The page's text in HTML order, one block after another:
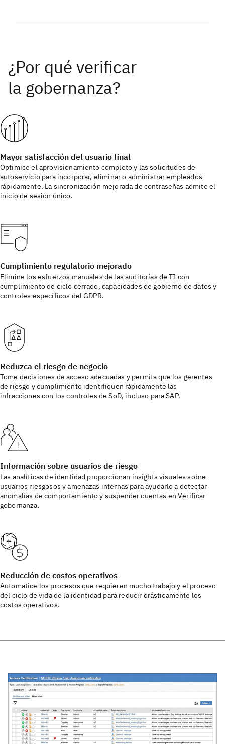
Mayor satisfacción del usuario final
Optimice el aprovisionamiento completo y las solicitudes de
autoservicio para incorporar, eliminar o administrar empleados
rápidamente. La sincronización mejorada de contraseñas admite el
inicio de sesión único.
Cumplimiento regulatorio mejorado
Elimine los esfuerzos manuales de las auditorías de TI con
cumplimiento de ciclo cerrado, capacidades de gobierno de datos y
controles específicos del GDPR.
Reduzca el riesgo de negocio
Tome decisiones de acceso adecuadas y permita que los gerentes
de riesgo y cumplimiento identifiquen rápidamente las
infracciones con los controles de SoD, incluso para SAP.
Información sobre usuarios de riesgo
Las analíticas de identidad proporcionan insights visuales sobre
usuarios riesgosos y amenazas internas para ayudarlo a detectar
anomalías de comportamiento y suspender cuentas en Verificar
gobernanza.
Reducción de costos operativos
Automatice los procesos que requieren mucho trabajo y el proceso
del ciclo de vida de la identidad para reducir drásticamente los
costos operativos.